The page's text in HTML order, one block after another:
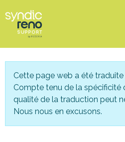
Powered by
Cette page web a été
Compte tenu de la spécificité
qualité de la traduction peut
Nous nous en excusons.